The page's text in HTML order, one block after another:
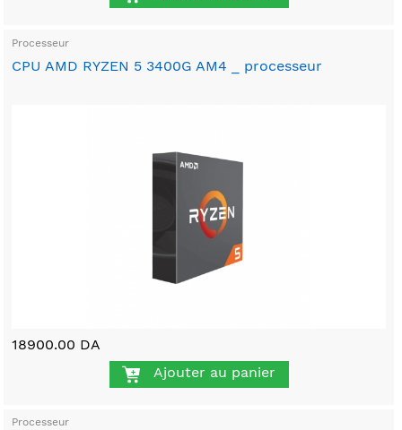
Processeur
CPU AMD RYZEN 5 3400G AM4 _ processeur
18900.00 DA
Ajouter au panier
Processeur